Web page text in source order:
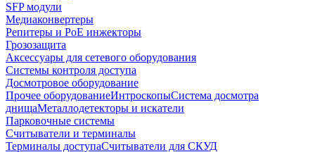
SFP модули
Медиаконвертеры
Репитеры и PoE инжекторы
Грозозащита
Аксессуары для сетевого оборудования
Системы контроля доступа
Досмотровое оборудование
Прочее оборудованиеИнтроскопыСистема досмотра
днищаМеталлодетекторы и искатели
Парковочные системы
Считыватели и терминалы
Терминалы доступаСчитыватели для СКУД